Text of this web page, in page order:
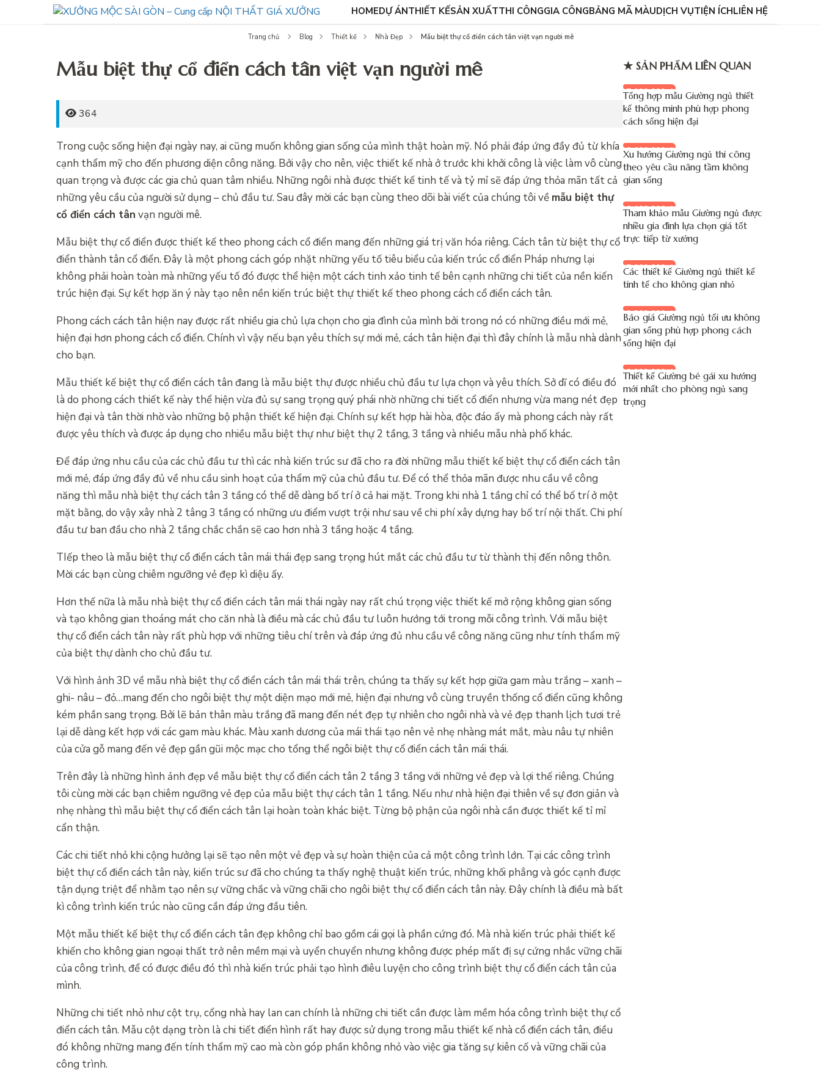
HOMEDỰ ÁNTHIẾT KẾSẢN XUẤTTHI CÔNGGIA CÔNGBẢNG MÃ MÀUDỊCH VỤTIỆN ÍCHLIÊN HỆ
Trang chủ Blog Thiết kế Nhà Đẹp Mẫu biệt thự cổ điển cách tân việt vạn người mê
Mẫu biệt thự cổ điển cách tân việt vạn người mê
364
Trong cuộc sống hiện đại ngày nay, ai cũng muốn không gian sống của mình thật hoàn mỹ. Nó phải đáp ứng đầy đủ từ khía
cạnh thẩm mỹ cho đến phương diện công năng. Bởi vậy cho nên, việc thiết kế nhà ở trước khi khởi công là việc làm vô cùng
quan trọng và được các gia chủ quan tâm nhiều. Những ngôi nhà được thiết kế tinh tế và tỷ mỉ sẽ đáp ứng thỏa mãn tất cả
những yêu cầu của người sử dụng – chủ đầu tư. Sau đây mời các bạn cùng theo dõi bài viết của chúng tôi về mẫu biệt thự
cổ điển cách tân vạn người mê.
Mẫu biệt thự cổ điển được thiết kế theo phong cách cổ điển mang đến những giá trị văn hóa riêng. Cách tân từ biệt thự cổ
điển thành tân cổ điển. Đây là một phong cách góp nhặt những yếu tố tiêu biểu của kiến trúc cổ điển Pháp nhưng lại
không phải hoàn toàn mà những yếu tố đó được thể hiện một cách tinh xảo tinh tế bên cạnh những chi tiết của nền kiến
trúc hiện đại. Sự kết hợp ăn ý này tạo nên nền kiến trúc biệt thự thiết kế theo phong cách cổ điển cách tân.
Phong cách cách tân hiện nay được rất nhiều gia chủ lựa chọn cho gia đình của mình bởi trong nó có những điều mới mẻ,
hiện đại hơn phong cách cổ điển. Chính vì vậy nếu bạn yêu thích sự mới mẻ, cách tân hiện đại thì đây chính là mẫu nhà dành
cho bạn.
Mẫu thiết kế biệt thự cổ điển cách tân đang là mẫu biệt thự được nhiều chủ đầu tư lựa chọn và yêu thích. Sở dĩ có điều đó
là do phong cách thiết kế này thể hiện vừa đủ sự sang trọng quý phái nhờ những chi tiết cổ điển nhưng vừa mang nét đẹp
hiện đại và tân thời nhờ vào những bộ phận thiết kế hiện đại. Chính sự kết hợp hài hòa, độc đáo ấy mà phong cách này rất
được yêu thích và được áp dụng cho nhiều mẫu biệt thự như biệt thự 2 tầng, 3 tầng và nhiều mẫu nhà phố khác.
Để đáp ứng nhu cầu của các chủ đầu tư thì các nhà kiến trúc sư đã cho ra đời những mẫu thiết kế biệt thự cổ điển cách tân
mới mẻ, đáp ứng đầy đủ về nhu cầu sinh hoạt của thẩm mỹ của chủ đầu tư. Để có thể thỏa mãn được nhu cầu về công
năng thì mẫu nhà biệt thự cách tân 3 tầng có thể dễ dàng bố trí ở cả hai mặt. Trong khi nhà 1 tầng chỉ có thể bố trí ở một
mặt bằng, do vậy xây nhà 2 tâng 3 tầng có những ưu điểm vượt trội như sau về chi phí xây dựng hay bố trí nội thất. Chi phí
đầu tư ban đầu cho nhà 2 tầng chắc chắn sẽ cao hơn nhà 3 tầng hoặc 4 tầng.
TIếp theo là mẫu biệt thự cổ điển cách tân mái thái đẹp sang trọng hút mắt các chủ đầu tư từ thành thị đến nông thôn.
Mời các bạn cùng chiêm ngưỡng vẻ đẹp kì diệu ấy.
Hơn thế nữa là mẫu nhà biệt thự cổ điển cách tân mái thái ngày nay rất chú trọng việc thiết kế mở rộng không gian sống
và tạo không gian thoáng mát cho căn nhà là điều mà các chủ đầu tư luôn hướng tới trong mỗi công trình. Với mẫu biệt
thự cổ điển cách tân này rất phù hợp với những tiêu chí trên và đáp ứng đủ nhu cầu về công năng cũng như tính thẩm mỹ
của biệt thự dành cho chủ đầu tư.
Với hình ảnh 3D về mẫu nhà biệt thự cổ điển cách tân mái thái trên, chúng ta thấy sự kết hợp giữa gam màu trắng – xanh –
ghi- nâu – đỏ…mang đến cho ngôi biệt thự một diện mạo mới mẻ, hiện đại nhưng vô cùng truyền thống cổ điển cũng không
kém phần sang trọng. Bởi lẽ bản thân màu trắng đã mang đến nét đẹp tự nhiên cho ngôi nhà và vẻ đẹp thanh lịch tươi trẻ
lại dễ dàng kết hợp với các gam màu khác. Màu xanh dương của mái thái tạo nên vẻ nhẹ nhàng mát mắt, màu nâu tự nhiên
của cửa gỗ mang đến vẻ đẹp gần gũi mộc mạc cho tổng thể ngôi biệt thự cổ điển cách tân mái thái.
Trên đây là những hình ảnh đẹp về mẫu biệt thự cổ điển cách tân 2 tầng 3 tầng với những vẻ đẹp và lợi thế riêng. Chúng
tôi cùng mời các bạn chiêm ngưỡng vẻ đẹp của mẫu biệt thự cách tân 1 tầng. Nếu như nhà hiện đại thiên về sự đơn giản và
nhẹ nhàng thì mẫu biệt thự cổ điển cách tân lại hoàn toàn khác biệt. Từng bộ phận của ngôi nhà cần được thiết kế tỉ mỉ
cẩn thận.
Các chi tiết nhỏ khi cộng hưởng lại sẽ tạo nên một vẻ đẹp và sự hoàn thiện của cả một công trình lớn. Tại các công trình
biệt thự cổ điển cách tân này, kiến trúc sư đã cho chúng ta thấy nghệ thuật kiến trúc, những khối phẳng và góc cạnh được
tận dụng triệt để nhằm tạo nên sự vững chắc và vững chãi cho ngôi biệt thự cổ điển cách tân này. Đây chính là điều mà bất
kì công trình kiến trúc nào cũng cần đáp ứng đầu tiên.
Một mẫu thiết kế biệt thự cổ điển cách tân đẹp không chỉ bao gồm cái gọi là phần cứng đó. Mà nhà kiến trúc phải thiết kế
khiến cho không gian ngoại thất trở nên mềm mại và uyển chuyển nhưng không được phép mất đị sự cứng nhắc vững chãi
của công trình, để có được điều đó thì nhà kiến trúc phải tạo hình điêu luyện cho công trình biệt thự cổ điển cách tân của
mình.
Những chi tiết nhỏ như cột trụ, cổng nhà hay lan can chính là những chi tiết cần được làm mềm hóa công trình biệt thự cổ
điển cách tân. Mẫu cột dạng tròn là chi tiết điển hình rất hay được sử dụng trong mẫu thiết kế nhà cổ điển cách tân, điều
đó không những mang đến tính thẩm mỹ cao mà còn góp phần không nhỏ vào việc gia tăng sự kiên cố và vững chãi của
công trình.
★ SẢN PHẨM LIÊN QUAN
7.000.000 đ
Tổng hợp mẫu Giường ngủ thiết
kế thông minh phù hợp phong
cách sống hiện đại
8.100.000 đ
Xu hướng Giường ngủ thi công
theo yêu cầu nâng tầm không
gian sống
8.100.000 đ
Tham khảo mẫu Giường ngủ được
nhiều gia đình lựa chọn giá tốt
trực tiếp từ xưởng
7.000.000 đ
Các thiết kế Giường ngủ thiết kế
tinh tế cho không gian nhỏ
9.200.000 đ
Báo giá Giường ngủ tối ưu không
gian sống phù hợp phong cách
sống hiện đại
8.900.000 đ
Thiết kế Giường bé gái xu hướng
mới nhất cho phòng ngủ sang
trọng